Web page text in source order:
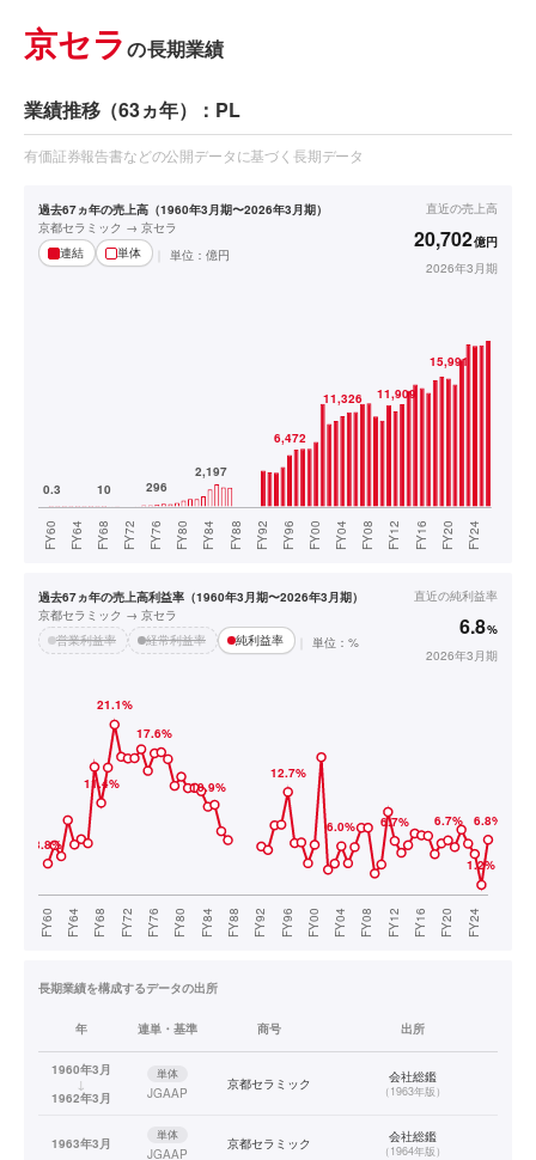
京セラの長期業績
業績推移（63ヵ年）：PL
有価証券報告書などの公開データに基づく長期データ
過去67ヵ年の売上高（1960年3月期〜2026年3月期）
京都セラミック → 京セラ
連結
単体 単位： 億円
直近の売上高
20,702億円
2026年3月期
過去67ヵ年の売上高利益率（1960年3月期〜2026年3月期）
京都セラミック → 京セラ
営業利益率
経常利益率 純利益率 単位：%
直近の純利益率
6.8%
2026年3月期
長期業績を構成するデータの出所
年 連単・基準 商号 出所
1960年3月
↓
1962年3月
単体
JGAAP
京都セラミック 会社総鑑
（1963年版）
1963年3月
単体
JGAAP
京都セラミック 会社総鑑
（1964年版）